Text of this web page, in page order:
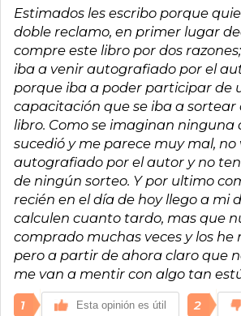
Estimados les escribo porque
doble reclamo, en primer lugar
compre este libro por dos
iba a venir autografiado por el
porque iba a poder participar de
capacitación que se iba a sortear
libro. Como se imaginan ninguna
sucedió y me parece muy mal, no
autografiado por el autor y no
de ningún sorteo. Y por ultimo
recién en el día de hoy llego a mi
calculen cuanto tardo, mas que
comprado muchas veces y los he
pero a partir de ahora claro que
me van a mentir con algo tan
1 Esta opinión es útil 2